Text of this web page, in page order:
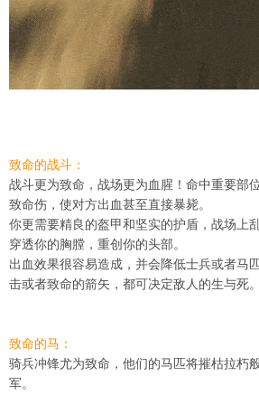
致命的战斗：
战斗更为致命，战场更为血腥！命中重要部
致命伤，使对方出血甚至直接暴毙。
你更需要精良的盔甲和坚实的护盾，战场上
穿透你的胸膛，重创你的头部。
出血效果很容易造成，并会降低士兵或者马
击或者致命的箭矢，都可决定敌人的生与死。
致命的马：
骑兵冲锋尤为致命，他们的马匹将摧枯拉朽
军。